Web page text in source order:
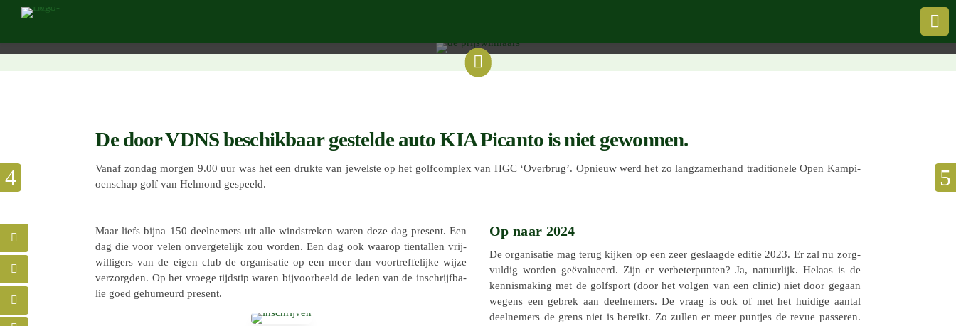


De door VDNS beschikbaar gestelde auto KIA Picanto is niet gewonnen.
Vanaf zondag morgen 9.00 uur was het een drukte van jewel­ste op het golf­com­plex van HGC ‘Overbrug’. Opnieuw werd het zo lang­za­mer­hand tradi­ti­o­nele Open Kampi­
oen­schap golf van Helmond gespeeld.
Maar liefs bijna 150 deel­ne­mers uit alle wind­stre­ken waren deze dag present. Een
dag die voor velen onver­ge­te­lijk zou worden. Een dag ook waarop tien­tal­len vrij­
wil­li­gers van de eigen club de orga­ni­sa­tie op een meer dan voor­tref­fe­lijke wijze
verzorg­den. Op het vroege tijd­stip waren bijvoor­beeld de leden van de inschrijf­ba­
lie goed gehu­meurd present.
Op naar 2024
De orga­ni­sa­tie mag terug kijken op een zeer geslaagde editie 2023. Er zal nu zorg­
vul­dig worden geëva­lu­eerd. Zijn er verbe­ter­pun­ten? Ja, natuur­lijk. Helaas is de
kennis­ma­king met de golf­sport (door het volgen van een clinic) niet door gegaan
wegens een gebrek aan deel­ne­mers. De vraag is ook of met het huidige aantal
deel­ne­mers de grens niet is bereikt. Zo zullen er meer puntjes de revue passe­ren.